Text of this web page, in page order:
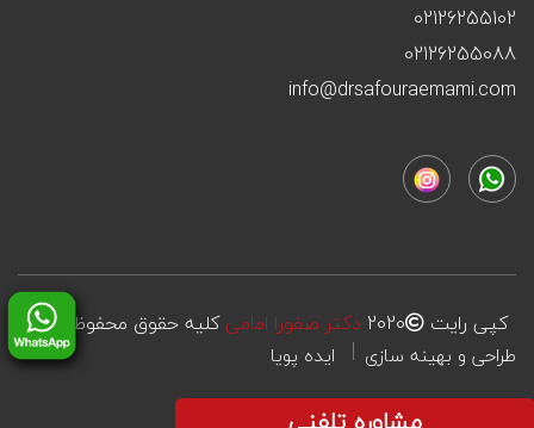
02126255102
02126255088
info@drsafouraemami.com
کپی رایت 2020 دکتر صفورا امامیکلیه حقوق محفوظ است
طراحی و بهینه سازی ایده پویا